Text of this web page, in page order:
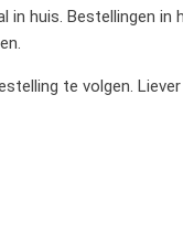
in huis. Bestellingen in
te volgen.